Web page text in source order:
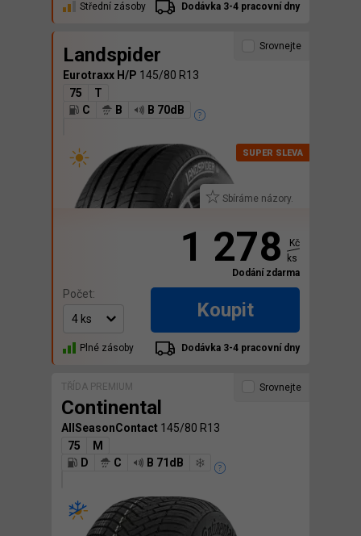
Střední zásoby Dodávka 3-4 pracovní dny
Landspider
Eurotraxx H/P 145/80 R13
75
T
C
B B 70dB
Sbíráme názory.
Srovnejte
1 278
Kč
ks
Dodání zdarma
Počet:
Koupit
Plné zásoby Dodávka 3-4 pracovní dny
TŘÍDA PREMIUM
Continental
AllSeasonContact 145/80 R13
75
M
D
C B 71dB
Srovnejte